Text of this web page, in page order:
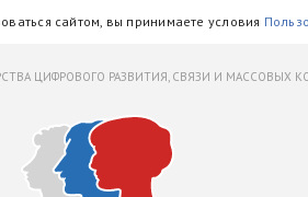
сайтом, вы принимаете условия
ЦИФРОВОГО РАЗВИТИЯ, СВЯЗИ И МАССОВЫХ